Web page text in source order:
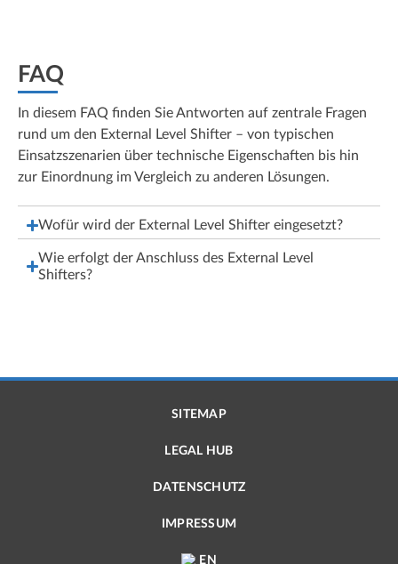
FAQ
In diesem FAQ finden Sie Antworten auf zentrale Fragen
rund um den External Level Shifter – von typischen
Einsatzszenarien über technische Eigenschaften bis hin
zur Einordnung im Vergleich zu anderen Lösungen.
Wofür wird der External Level Shifter eingesetzt?
Wie erfolgt der Anschluss des External Level
Shifters?
SITEMAP
LEGAL HUB
DATENSCHUTZ
IMPRESSUM
EN